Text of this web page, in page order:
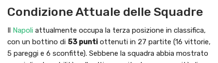
Condizione Attuale delle Squadre
Il Napoli attualmente occupa la terza posizione in classifica,
con un bottino di 53 punti ottenuti in 27 partite (16 vittorie,
5 pareggi e 6 sconfitte). Sebbene la squadra abbia mostrato